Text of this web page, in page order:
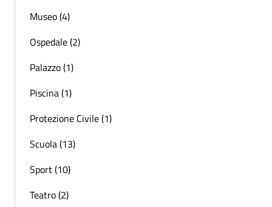
Museo (4)
Ospedale (2)
Palazzo (1)
Piscina (1)
Protezione Civile (1)
Scuola (13)
Sport (10)
Teatro (2)